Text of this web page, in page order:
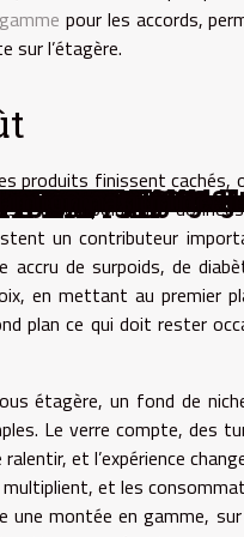
pour les accords,
sur l’étagère.
produits finissent cachés,
Sur ce point, les
un contributeur
accru de surpoids, de
en mettant au premier
plan ce qui doit rester
étagère, un fond de
Le verre compte, des
et l’expérience
et les
une montée en gamme,
bonne idée
?
proches ?
de plongée
personnalité?
enfants ?
événement ?
saison
religieuse
style de vie
la plantation
espaces
?
entreprise
frais ni
piscine ?
tigres ?en ligne ?
à suivre ?
? astral
?
choisir ?
?
présenter ?
?
cette plateforme
?
vous va ?en ligne
? et
décoration ?
??
bénéfique ?
? ?
vie de couple
?
?
Tunisie ?
en ligne
y arriver
?
valeur
assurance ?
gagner ?
? ?
fil ?
ligne
?
chômage ?
?
?
maison
au tiers
?
par l’assurance
?? de